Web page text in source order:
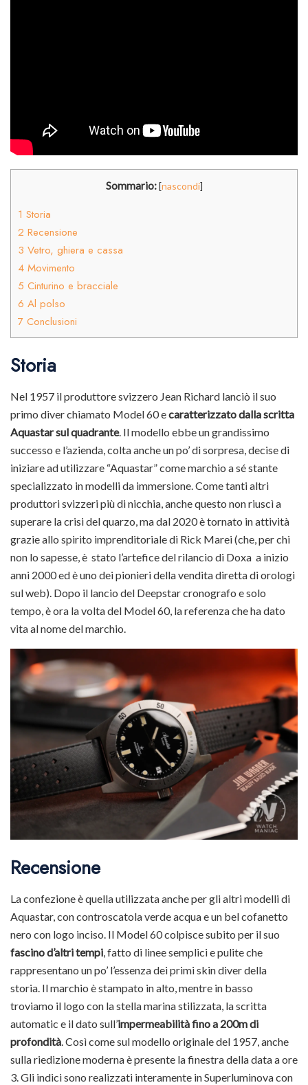
Sommario: [nascondi]
1 Storia
2 Recensione
3 Vetro, ghiera e cassa
4 Movimento
5 Cinturino e bracciale
6 Al polso
7 Conclusioni
Storia
Nel 1957 il produttore svizzero Jean Richard lanciò il suo
primo diver chiamato Model 60 ecaratterizzato dalla scritta
Aquastar sul quadrante. Il modello ebbe un grandissimo
successo e l’azienda, colta anche un po’ di sorpresa, decise di
iniziare ad utilizzare “Aquastar” come marchio a sé stante
specializzato in modelli da immersione. Come tanti altri
produttori svizzeri più di nicchia, anche questo non riuscì a
superare la crisi del quarzo, ma dal 2020 è tornato in attività
grazie allo spirito imprenditoriale di Rick Marei (che, per chi
non lo sapesse, è stato l’artefice del rilancio di Doxa a inizio
anni 2000 ed è uno dei pionieri della vendita diretta di orologi
sul web). Dopo il lancio del Deepstar cronografo e solo
tempo, è ora la volta del Model 60, la referenza che ha dato
vita al nome del marchio.
Recensione
La confezione è quella utilizzata anche per gli altri modelli di
Aquastar, con controscatola verde acqua e un bel cofanetto
nero con logo inciso. Il Model 60 colpisce subito per il suo
fascino d’altri tempi , fatto di linee semplici e pulite che
rappresentano un po’ l’essenza dei primi skin diver della
storia. Il marchio è stampato in alto, mentre in basso
troviamo il logo con la stella marina stilizzata, la scritta
automatic e il dato sull’impermeabilità fino a 200m di
profondità . Così come sul modello originale del 1957, anche
sulla riedizione moderna è presente la finestra della data a ore
3. Gli indici sono realizzati interamente in Superluminova con